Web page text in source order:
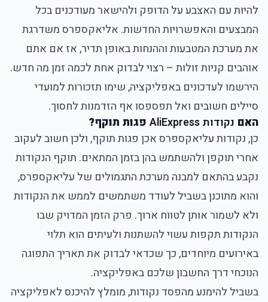
להיות עם האצבע על הדופק ולהישאר מעודכנים בכל
המבצעים והאפשרויות החדשות. אליאקספרס משדרגת
את מערכת המטבעות וההנחות באופן תדיר, אז אם אתם
אוהבים קניות זולות – רצוי לבדוק אחת לכמה זמן מה חדש.
הירשמו לעדכונים באפליקציה, שימו תזכורות למועדי
סיילים חשובים ואל תפספסו אף הזדמנות לחסוך.
האם נקודות AliExpress
פגות תוקף?
כן, נקודות עליאקספרס אכן פגות תוקף, ולכן חשוב לעקוב
אחרי תוקפן ולהשתמש בהן בזמן המתאים. תוקף הנקודות
נקבע בהתאם למבנה מערכת התגמולים של עליאקספרס,
והוא מתוכנן בשביל לעודד משתמשים לממש את הנקודות
ולא לשמור אותן לטווח ארוך. פרק הזמן המדויק שבו
הנקודות תקפות עשוי להשתנות ולעיתים הוא תלוי
באירועים מיוחדים, כך שכדאי לבדוק את תאריך התפוגה
הנוכחי דרך החשבון שלכם באפליקציה.
בשביל להימנע מהפסד נקודות, מומלץ להיכנס לאפליקציה